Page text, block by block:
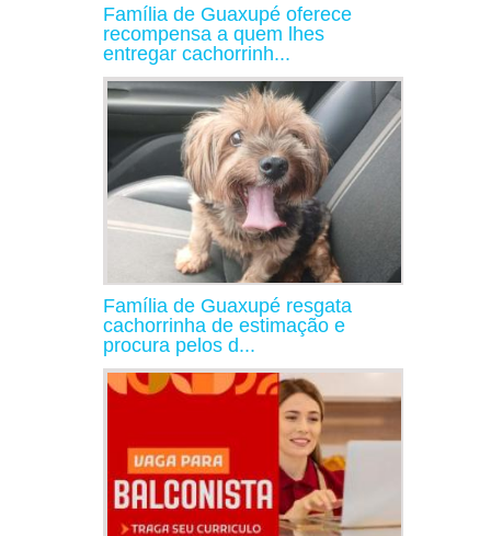
Família de Guaxupé oferece
recompensa a quem lhes
entregar cachorrinh...
Família de Guaxupé resgata
cachorrinha de estimação e
procura pelos d...